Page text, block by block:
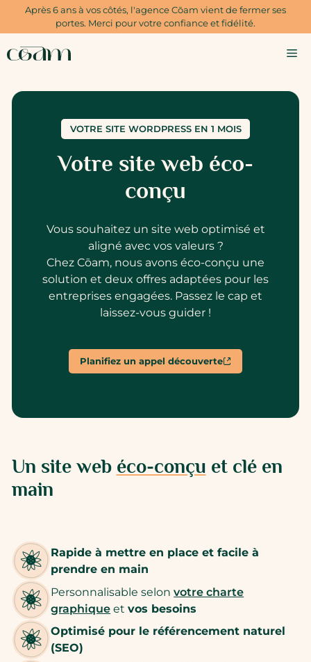
Après 6 ans à vos côtés, l'agence Cōam vient de fermer ses
portes. Merci pour votre confiance et fidélité.
VOTRE SITE WORDPRESS EN 1 MOIS
Votre site web éco-
conçu
Vous souhaitez un site web optimisé et
aligné avec vos valeurs ?
Chez Cōam, nous avons éco-conçu une
solution et deux offres adaptées pour les
entreprises engagées. Passez le cap et
laissez-vous guider !
Planifiez un appel découverte
Un site web éco-conçu et clé en
main
Rapide à mettre en place et facile à
prendre en main
Personnalisable selonvotre charte
graphique etvos besoins
Optimisé pour le référencement naturel
(SEO)